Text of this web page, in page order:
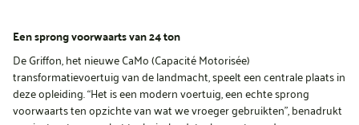
Een sprong voorwaarts van 24 ton
De Griffon, het nieuwe CaMo (Capacité Motorisée)
transformatievoertuig van de landmacht, speelt een centrale plaats in
deze opleiding. “Het is een modern voertuig, een echte sprong
voorwaarts ten opzichte van wat we vroeger gebruikten”, benadrukt